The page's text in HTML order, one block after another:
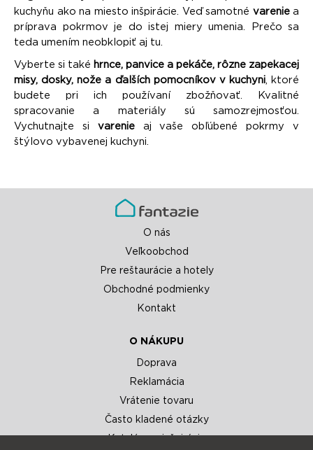
kuchyňu ako na miesto inšpirácie. Veď samotné vareniea
príprava pokrmov je do istej miery umenia. Prečo sa
teda umením neobklopiť aj tu.
Vyberte si také hrnce, panvice a pekáče, rôzne zapekacej
misy, dosky, nože a ďalších pomocníkov v kuchyni, ktoré
budete pri ich používaní zbožňovať. Kvalitné
spracovanie a materiály sú samozrejmosťou.
Vychutnajte si varenieaj vaše obľúbené pokrmy v
štýlovo vybavenej kuchyni.
O nás
Veľkoobchod
Pre reštaurácie a hotely
Obchodné podmienky
Kontakt
O NÁKUPU
Doprava
Reklamácia
Vrátenie tovaru
Často kladené otázky